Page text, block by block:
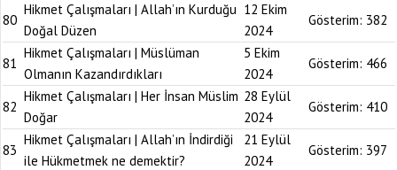
80
Hikmet Çalışmaları | Allah’ın Kurduğu
Doğal Düzen
12 Ekim
2024
Gösterim: 382
81
Hikmet Çalışmaları | Müslüman
Olmanın Kazandırdıkları
5 Ekim
2024
Gösterim: 466
82
Hikmet Çalışmaları | Her İnsan Müslim
Doğar
28 Eylül
2024
Gösterim: 410
83
Hikmet Çalışmaları | Allah’ın İndirdiği
ile Hükmetmek ne demektir?
21 Eylül
2024
Gösterim: 397